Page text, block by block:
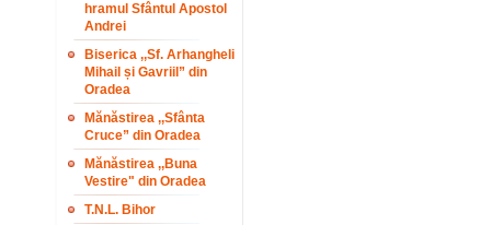
hramul Sfântul Apostol
Andrei
Biserica ,,Sf. Arhangheli
Mihail și Gavriil” din
Oradea
Mănăstirea ,,Sfânta
Cruce” din Oradea
Mănăstirea ,,Buna
Vestire" din Oradea
T.N.L. Bihor